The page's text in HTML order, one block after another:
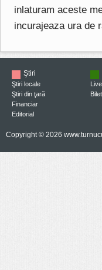
inlaturam aceste
incurajeaza ura de
Ştiri
Ştiri locale
Ştiri din ţară
Financiar
Editorial
Copyright © 2026